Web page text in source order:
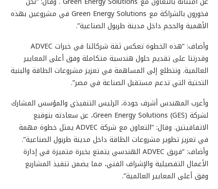
فخورون بالشراكة مع Green Energy Solutions في مشروعين بهذه
الأهمية والحجم داخل مدينة طربول الصناعية”.
وأضاف: “هذه الخطوة تعكس ثقة شركائنا في خبرات ADVEC
وقدرتنا على تقديم حلول هندسية متكاملة وفق أعلى المعايير
العالمية. ونتطلع إلى المساهمة في تعزيز مشروعات الطاقة والبنية
التحتية التي تدعم مستقبل الصناعة في مصر”.
وأعرب المهندس أشرف جودة، الرئيس التنفيذي والمؤسس المشارك
لشركة Green Energy Solutions (GES)، عن سعادته بتوقيع
الاتفاقيتين. وقال: “التعاون مع شركة ADVEC يمثل خطوة مهمة
في تعزيز تطوير مشروعات الطاقة داخل مدينة طربول الصناعية”.
وأضاف: “فريق ADVEC الهندسي يتمتع بخبرة متميزة في إدارة
الأعمال التفصيلية والإشراف الفني، مما يضمن تنفيذ المشاريع
وفق أعلى المعايير العالمية”.